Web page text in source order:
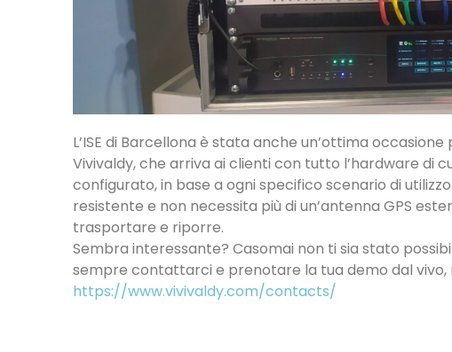
L’ISE di Barcellona è stata anche un’ottima
Vivivaldy, che arriva ai clienti con tutto l’hardware di
configurato, in base a ogni specifico scenario di
resistente e non necessita più di un’antenna GPS
trasportare e riporre.
Sembra interessante? Casomai non ti sia stato
sempre contattarci e prenotare la tua demo dal vivo,
https://www.vivivaldy.com/contacts/